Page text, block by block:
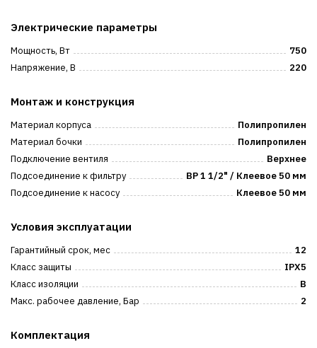
Электрические параметры
Мощность, Вт
750
Напряжение, В
220
Монтаж и конструкция
Материал корпуса
Полипропилен
Материал бочки
Полипропилен
Подключение вентиля
Верхнее
Подсоединение к фильтру
ВР 1 1/2" / Клеевое 50 мм
Подсоединение к насосу
Клеевое 50 мм
Условия эксплуатации
Гарантийный срок, мес
12
Класс защиты
IPX5
Класс изоляции
B
Макс. рабочее давление, Бар
2
Комплектация